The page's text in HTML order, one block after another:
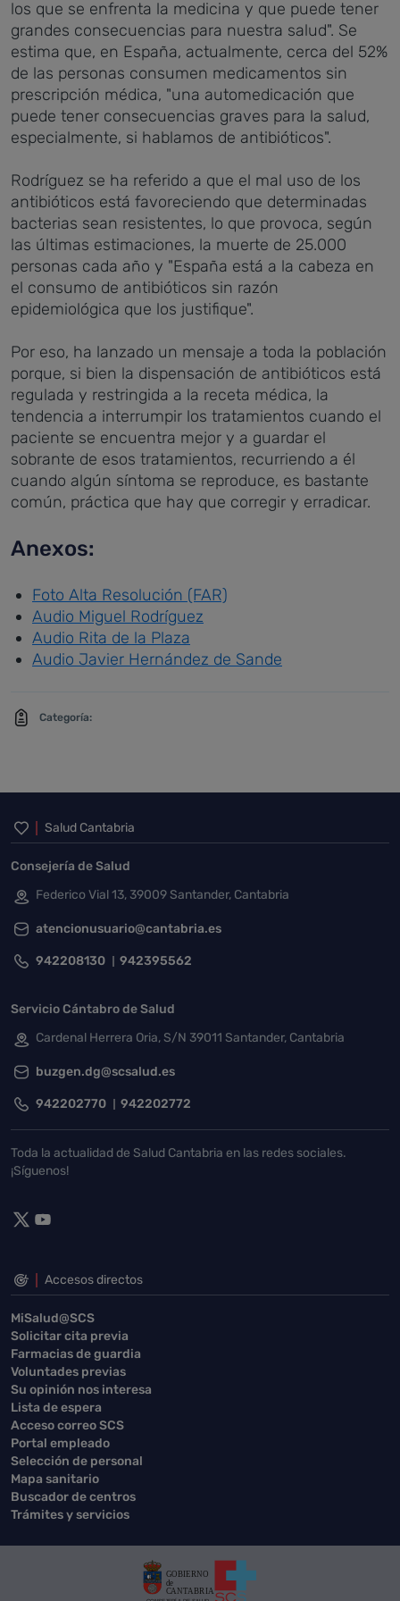
los que se enfrenta la medicina y que puede tener
grandes consecuencias para nuestra salud". Se
estima que, en España, actualmente, cerca del 52%
de las personas consumen medicamentos sin
prescripción médica, "una automedicación que
puede tener consecuencias graves para la salud,
especialmente, si hablamos de antibióticos".
Rodríguez se ha referido a que el mal uso de los
antibióticos está favoreciendo que determinadas
bacterias sean resistentes, lo que provoca, según
las últimas estimaciones, la muerte de 25.000
personas cada año y "España está a la cabeza en
el consumo de antibióticos sin razón
epidemiológica que los justifique".
Por eso, ha lanzado un mensaje a toda la población
porque, si bien la dispensación de antibióticos está
regulada y restringida a la receta médica, la
tendencia a interrumpir los tratamientos cuando el
paciente se encuentra mejor y a guardar el
sobrante de esos tratamientos, recurriendo a él
cuando algún síntoma se reproduce, es bastante
común, práctica que hay que corregir y erradicar.
Anexos:
Foto Alta Resolución (FAR)
Audio Miguel Rodríguez
Audio Rita de la Plaza
Audio Javier Hernández de Sande
Categoría:
Inicio del pie de página
Salud Cantabria
Consejería de Salud
Federico Vial 13, 39009 Santander, Cantabria
atencionusuario@cantabria.es
942208130 942395562
Servicio Cántabro de Salud
Cardenal Herrera Oria, S/N 39011 Santander, Cantabria
buzgen.dg@scsalud.es
942202770 942202772
Toda la actualidad de Salud Cantabria en las redes sociales.
¡Síguenos!
Accesos directos
MiSalud@SCS
Solicitar cita previa
Farmacias de guardia
Voluntades previas
Su opinión nos interesa
Lista de espera
Acceso correo SCS
Portal empleado
Selección de personal
Mapa sanitario
Buscador de centros
Trámites y servicios